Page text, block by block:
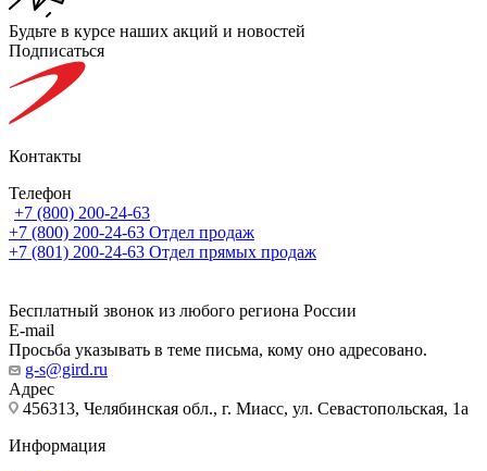
Будьте в курсе наших акций и новостей
Подписаться
Контакты
Телефон
+7 (800) 200-24-63
+7 (800) 200-24-63 Отдел продаж
+7 (801) 200-24-63 Отдел прямых продаж
Бесплатный звонок из любого региона России
E-mail
Просьба указывать в теме письма, кому оно адресовано.
g-s@gird.ru
Адрес
456313, Челябинская обл., г. Миасс, ул. Севастопольская, 1а
Информация